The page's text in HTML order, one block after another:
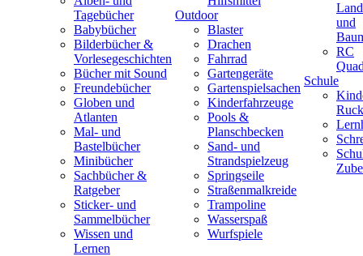
Tagebücher
Babybücher
Bilderbücher &
Vorlesegeschichten
Bücher mit Sound
Freundebücher
Globen und
Atlanten
Mal- und
Bastelbücher
Minibücher
Sachbücher &
Ratgeber
Sticker- und
Sammelbücher
Wissen und
Lernen
Outdoor
Blaster
Drachen
Fahrrad
Gartengeräte
Gartenspielsachen
Kinderfahrzeuge
Pools &
Planschbecken
Sand- und
Strandspielzeug
Springseile
Straßenmalkreide
Trampoline
Wasserspaß
Wurfspiele
und
RC
Schule